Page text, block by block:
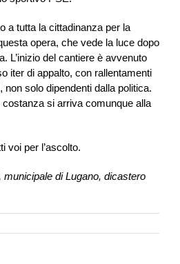
a tutta la cittadinanza per la
opera, che vede la luce dopo
L’inizio del cantiere è avvenuto
iter di appalto, con rallentamenti
solo dipendenti dalla politica.
si arriva comunque alla
voi per l’ascolto.
di Lugano, dicastero